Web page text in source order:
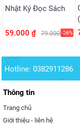
Nhật Ký Đọc Sách
59.000 ₫ 79.000 ₫-26%
Hotline: 0382911286
Thông tin
Trang chủ
Giới thiệu - liên hệ